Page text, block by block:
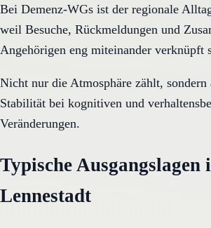
Bei Demenz-WGs ist der regionale
weil Besuche, Rückmeldungen und
Angehörigen eng miteinander verknüpft
Nicht nur die Atmosphäre zählt,
Stabilität bei kognitiven und
Veränderungen.
Typische Ausgangslagen
Lennestadt